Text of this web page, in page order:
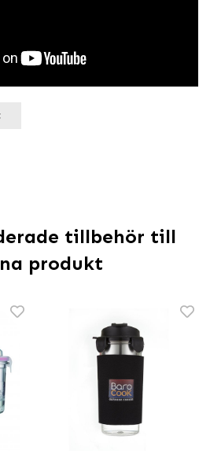
tillbehör till
produkt